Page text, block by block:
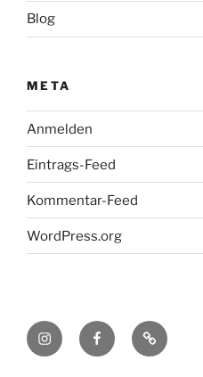
Blog
META
Anmelden
Eintrags-Feed
Kommentar-Feed
WordPress.org
MenüeintragMenüeintrag